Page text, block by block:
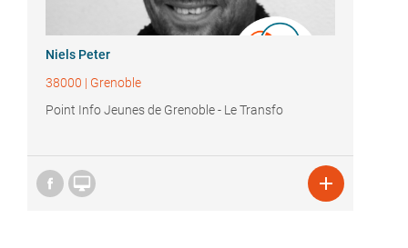
Niels Peter
38000 | Grenoble
Point Info Jeunes de Grenoble - Le Transfo
 